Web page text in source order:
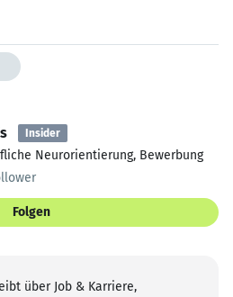
Insider
Neurorientierung, Bewerbung
Folgen
über Job & Karriere,